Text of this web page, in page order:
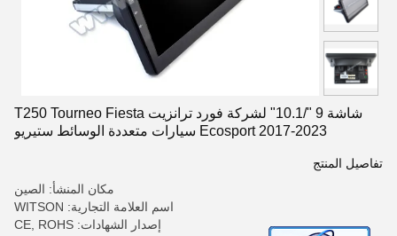
شاشة 9 "/10.1" لشركة فورد ترانزيت T250 Tourneo Fiesta
Ecosport 2017-2023 سيارات متعددة الوسائط ستيريو
تفاصيل المنتج
مكان المنشأ: الصين
اسم العلامة التجارية: WITSON
إصدار الشهادات: CE, ROHS